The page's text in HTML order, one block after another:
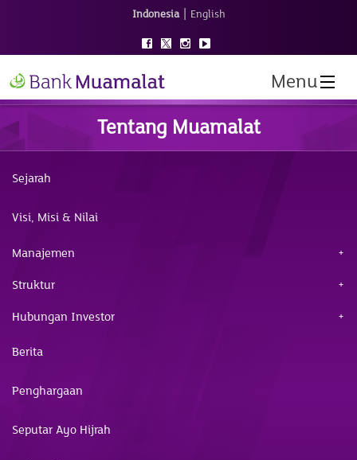
Indonesia | English
Menu
Tentang Muamalat
Sejarah
Visi, Misi & Nilai
Manajemen
Struktur
Hubungan Investor
Berita
Penghargaan
Seputar Ayo Hijrah